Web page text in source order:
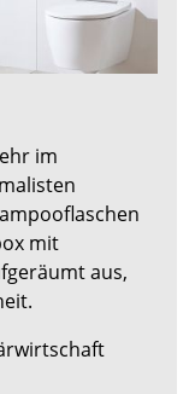
im
mit
aus,